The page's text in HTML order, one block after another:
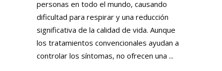
personas en todo el mundo, causando
dificultad para respirar y una reducción
significativa de la calidad de vida. Aunque
los tratamientos convencionales ayudan a
controlar los síntomas, no ofrecen una